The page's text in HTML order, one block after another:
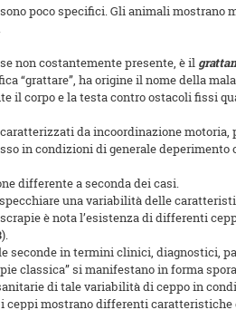
poco specifici. Gli animali
non costantemente presente, è il
“grattare”, ha origine il nome della
il corpo e la testa contro ostacoli fissi
caratterizzati da incoordinazione motoria,
in condizioni di generale deperimento
differente a seconda dei casi.
una variabilità delle
è nota l’esistenza di differenti
).
seconde in termini clinici, diagnostici,
classica” si manifestano in forma
di tale variabilità di ceppo in
ceppi mostrano differenti